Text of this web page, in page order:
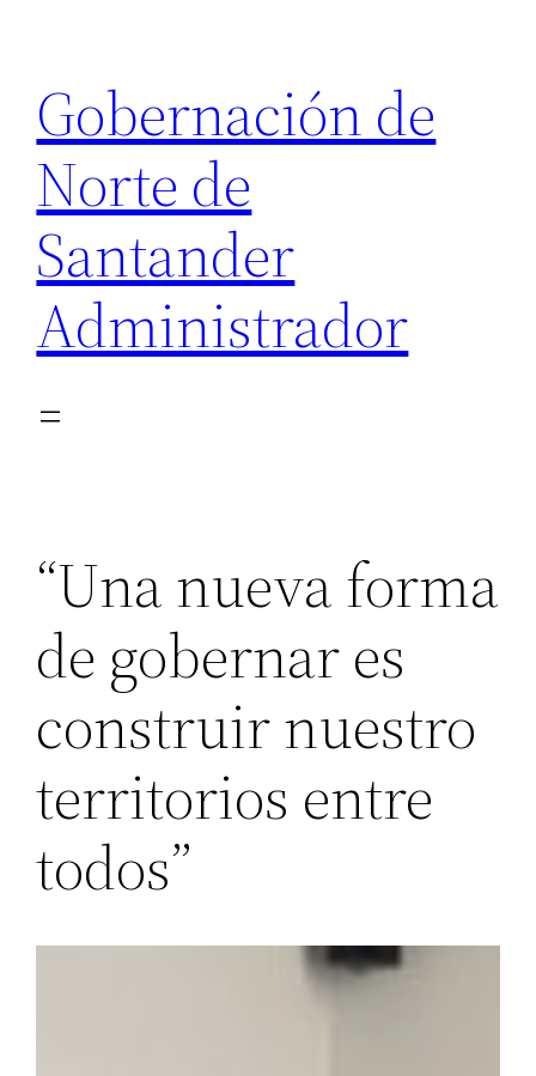
contenido
Gobernación de
Norte de
Santander
Administrador
“Una nueva forma
de gobernar es
construir nuestro
territorios entre
todos”